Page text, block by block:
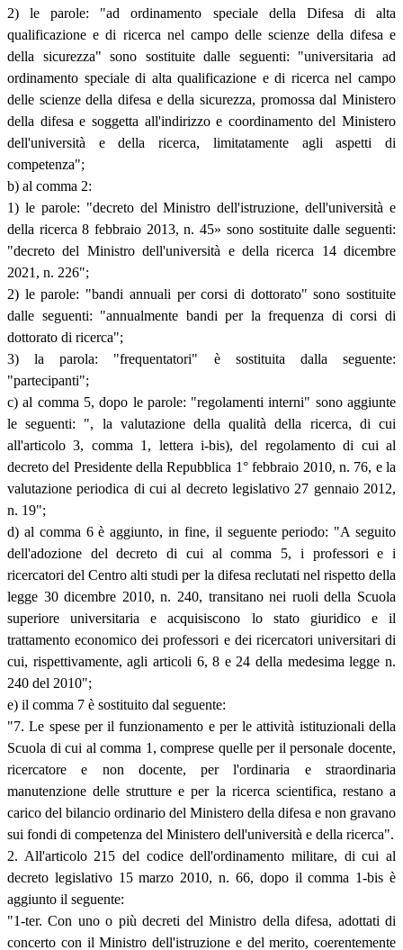
2) le parole: "ad ordinamento speciale della Difesa di alta
qualificazione e di ricerca nel campo delle scienze della difesa e
della sicurezza" sono sostituite dalle seguenti: "universitaria ad
ordinamento speciale di alta qualificazione e di ricerca nel campo
delle scienze della difesa e della sicurezza, promossa dal Ministero
della difesa e soggetta all'indirizzo e coordinamento del Ministero
dell'università e della ricerca, limitatamente agli aspetti di
competenza";
b) al comma 2:
1) le parole: "decreto del Ministro dell'istruzione, dell'università e
della ricerca 8 febbraio 2013, n. 45» sono sostituite dalle seguenti:
"decreto del Ministro dell'università e della ricerca 14 dicembre
2021, n. 226";
2) le parole: "bandi annuali per corsi di dottorato" sono sostituite
dalle seguenti: "annualmente bandi per la frequenza di corsi di
dottorato di ricerca";
3) la parola: "frequentatori" è sostituita dalla seguente:
"partecipanti";
c) al comma 5, dopo le parole: "regolamenti interni" sono aggiunte
le seguenti: ", la valutazione della qualità della ricerca, di cui
all'articolo 3, comma 1, lettera i-bis), del regolamento di cui al
decreto del Presidente della Repubblica 1° febbraio 2010, n. 76, e la
valutazione periodica di cui al decreto legislativo 27 gennaio 2012,
n. 19";
d) al comma 6 è aggiunto, in fine, il seguente periodo: "A seguito
dell'adozione del decreto di cui al comma 5, i professori e i
ricercatori del Centro alti studi per la difesa reclutati nel rispetto della
legge 30 dicembre 2010, n. 240, transitano nei ruoli della Scuola
superiore universitaria e acquisiscono lo stato giuridico e il
trattamento economico dei professori e dei ricercatori universitari di
cui, rispettivamente, agli articoli 6, 8 e 24 della medesima legge n.
240 del 2010";
e) il comma 7 è sostituito dal seguente:
"7. Le spese per il funzionamento e per le attività istituzionali della
Scuola di cui al comma 1, comprese quelle per il personale docente,
ricercatore e non docente, per l'ordinaria e straordinaria
manutenzione delle strutture e per la ricerca scientifica, restano a
carico del bilancio ordinario del Ministero della difesa e non gravano
sui fondi di competenza del Ministero dell'università e della ricerca".
2. All'articolo 215 del codice dell'ordinamento militare, di cui al
decreto legislativo 15 marzo 2010, n. 66, dopo il comma 1-bis è
aggiunto il seguente:
"1-ter. Con uno o più decreti del Ministro della difesa, adottati di
concerto con il Ministro dell'istruzione e del merito, coerentemente